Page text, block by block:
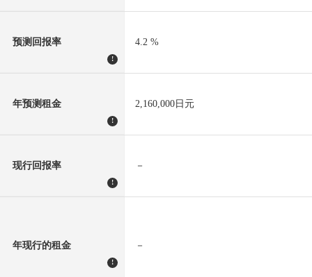
预测回报率
!
4.2 %
年预测租金
!
2,160,000日元
现行回报率
!
－
年现行的租金
!
－